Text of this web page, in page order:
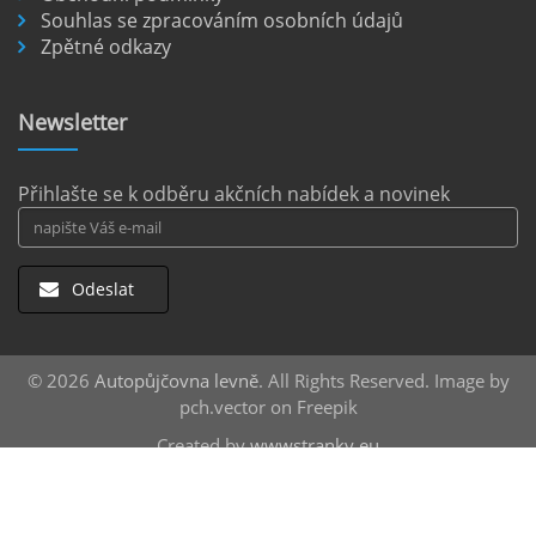
Letiště Berlín Brandenburg (BER) je hlavním
dopravním uzlem pro cestovatele mířící do
okolních regionech bez omezení, pronájem
číst :celý článek
Souhlas se zpracováním osobních údajů
Zpětné odkazy
Newsletter
Přihlašte se k odběru akčních nabídek a novinek
Odeslat
© 2026 Autopůjčovna levně. All Rights Reserved. Image by
pch.vector on Freepik
Created bywwwstranky.eu